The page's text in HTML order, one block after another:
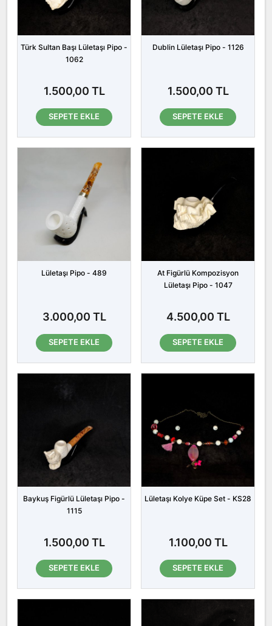
Türk Sultan Başı Lületaşı Pipo -
1062
1.500,00 TL
SEPETE EKLE
Dublin Lületaşı Pipo - 1126
1.500,00 TL
SEPETE EKLE
Lületaşı Pipo - 489
3.000,00 TL
SEPETE EKLE
At Figürlü Kompozisyon
Lületaşı Pipo - 1047
4.500,00 TL
SEPETE EKLE
Baykuş Figürlü Lületaşı Pipo -
1115
1.500,00 TL
SEPETE EKLE
Lületaşı Kolye Küpe Set - KS28
1.100,00 TL
SEPETE EKLE